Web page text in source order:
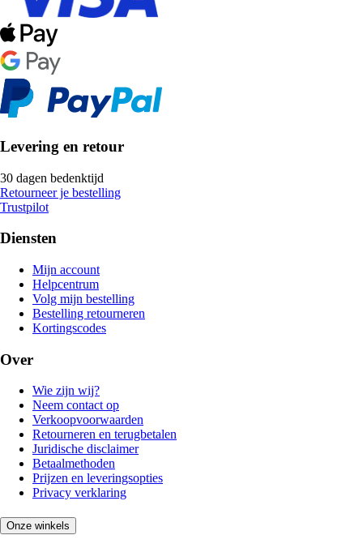
Levering en retour
30 dagen bedenktijd
Retourneer je bestelling
Trustpilot
Diensten
Mijn account
Helpcentrum
Volg mijn bestelling
Bestelling retourneren
Kortingscodes
Over
Wie zijn wij?
Neem contact op
Verkoopvoorwaarden
Retourneren en terugbetalen
Juridische disclaimer
Betaalmethoden
Prijzen en leveringsopties
Privacy verklaring
Onze winkels